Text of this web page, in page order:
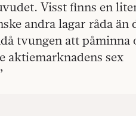
Visst finns en
andra lagar råda än
tvungen att påminna
aktiemarknadens sex